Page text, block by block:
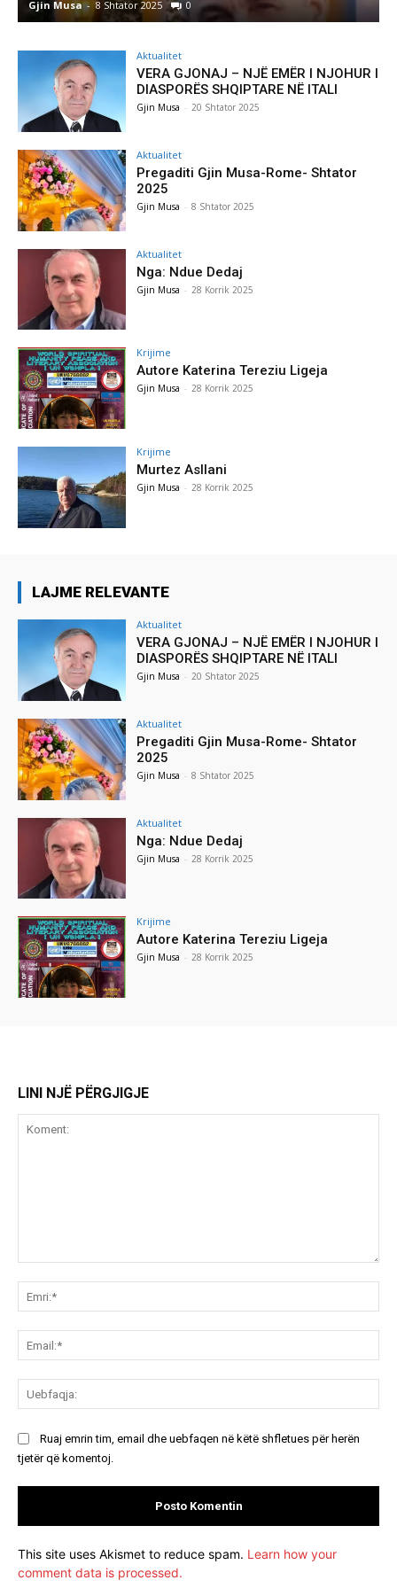
Gjin Musa - 8 Shtator 2025 0
Aktualitet
VERA GJONAJ – NJË EMËR I NJOHUR I
DIASPORËS SHQIPTARE NË ITALI
Gjin Musa - 20 Shtator 2025
Aktualitet
Pregaditi Gjin Musa-Rome- Shtator
2025
Gjin Musa - 8 Shtator 2025
Aktualitet
Nga: Ndue Dedaj
Gjin Musa - 28 Korrik 2025
Krijime
Autore Katerina Tereziu Ligeja
Gjin Musa - 28 Korrik 2025
Krijime
Murtez Asllani
Gjin Musa - 28 Korrik 2025
LAJME RELEVANTE
Aktualitet
VERA GJONAJ – NJË EMËR I NJOHUR I
DIASPORËS SHQIPTARE NË ITALI
Gjin Musa - 20 Shtator 2025
Aktualitet
Pregaditi Gjin Musa-Rome- Shtator
2025
Gjin Musa - 8 Shtator 2025
Aktualitet
Nga: Ndue Dedaj
Gjin Musa - 28 Korrik 2025
Krijime
Autore Katerina Tereziu Ligeja
Gjin Musa - 28 Korrik 2025
LINI NJË PËRGJIGJE
Ruaj emrin tim, email dhe uebfaqen në këtë shfletues për herën
tjetër që komentoj.
This site uses Akismet to reduce spam. Learn how your
comment data is processed.